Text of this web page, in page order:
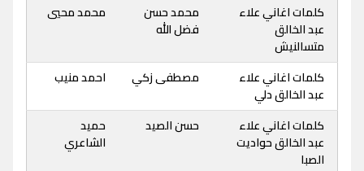
كلمات اغاني علاء
عبد الخالق
متسالنيش
محمد حسن
فضل الله
محمد محيي
كلمات اغاني علاء
عبد الخالق دلي
مصطفى زكي احمد منيب
كلمات اغاني علاء
عبد الخالق حواديت
الصبا
حسن الصيد
حميد
الشاعري